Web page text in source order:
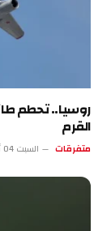
القرم
متفرقات السبت 04 أبريل 7:23 ص